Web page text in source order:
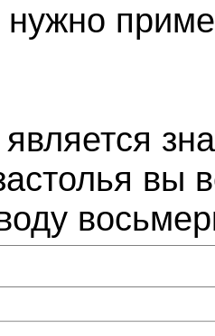
нужно
вы